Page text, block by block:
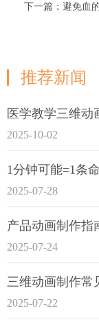
下一篇：避免血
推荐新闻
医学教学三维动
2025-10-02
2025-07-28
产品动画制作指
2025-07-24
2025-07-22